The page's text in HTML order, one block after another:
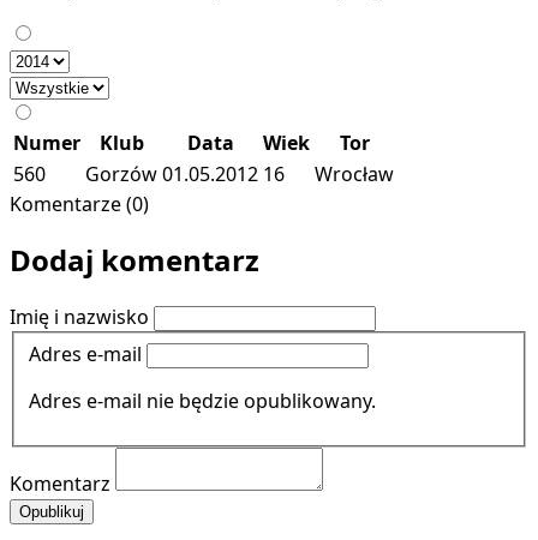
Numer Klub Data Wiek
Tor
560
Gorzów01.05.2012 16
Wrocław
Komentarze (0)
Dodaj komentarz
Imię i nazwisko
Adres e-mail
Adres e-mail nie będzie opublikowany.
Komentarz
Opublikuj